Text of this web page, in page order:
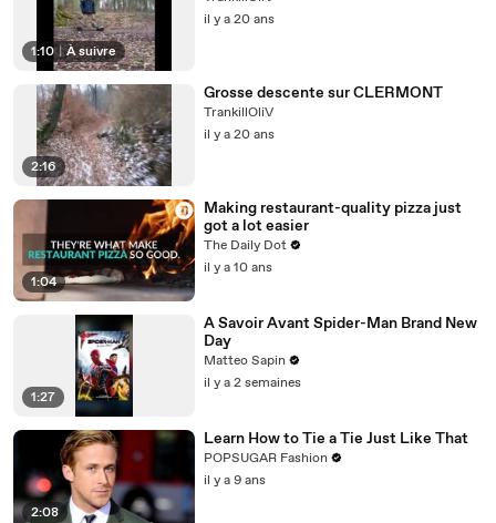
1:10 | À suivre
il y a 20 ans
2:16
Grosse descente sur CLERMONT
TrankillOliV
il y a 20 ans
1:04
Making restaurant-quality pizza just
got a lot easier
The Daily Dot
il y a 10 ans
1:27
A Savoir Avant Spider-Man Brand New
Day
Matteo Sapin
il y a 2 semaines
2:08
Learn How to Tie a Tie Just Like That
POPSUGAR Fashion
il y a 9 ans